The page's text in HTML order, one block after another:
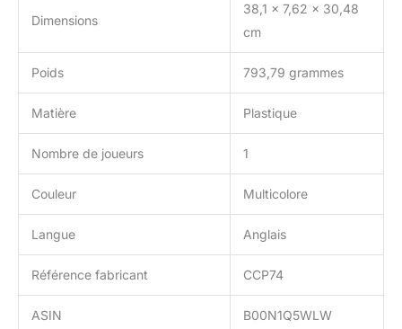
Dimensions
38,1 x 7,62 x 30,48
cm
Poids 793,79 grammes
Matière Plastique
Nombre de joueurs 1
Couleur Multicolore
Langue Anglais
Référence fabricant CCP74
ASIN B00N1Q5WLW